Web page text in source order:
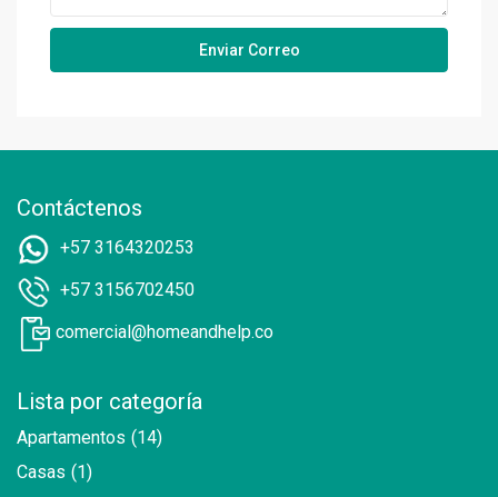
Contáctenos
+57 3164320253
+57 3156702450
comercial@homeandhelp.co
Lista por categoría
Apartamentos (14)
Casas (1)